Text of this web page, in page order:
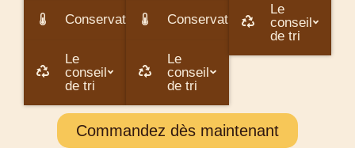
Conservation
Le
conseil
de tri
Conservation
Le
conseil
de tri
Le
conseil
de tri
Commandez dès maintenant